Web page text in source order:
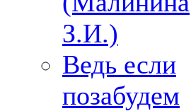
З.И.)
Ведь если
позабудем